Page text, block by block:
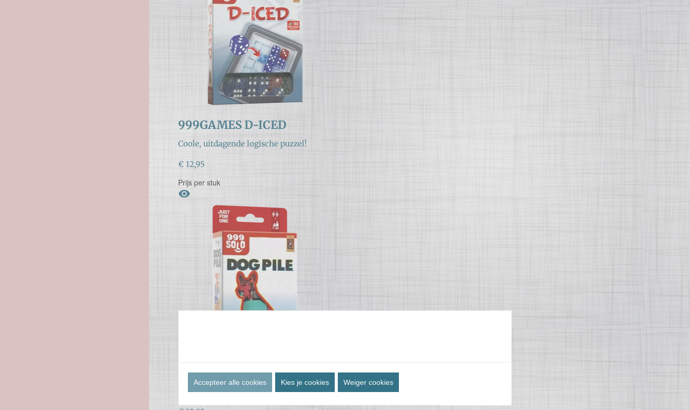
999GAMES D-ICED
Coole, uitdagende logische puzzel!
€ 12,95
Prijs per stuk

999GAMES DOG PILE
Uitdagende puzzel!
Accepteer alle cookies Kies je cookies Weiger cookies